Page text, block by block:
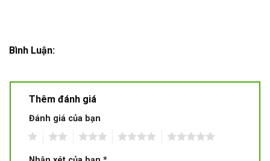
Bình Luận:
Thêm đánh giá
Đánh giá của bạn